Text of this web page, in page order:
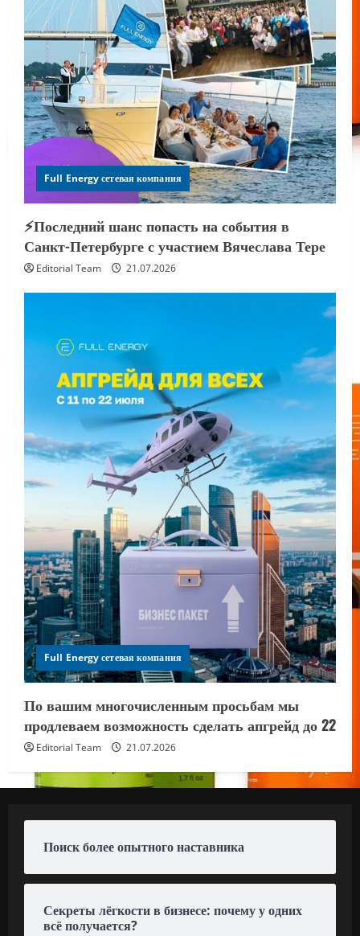
Full Energy сетевая компания
⚡️Последний шанс попасть на события в
Санкт-Петербурге с участием Вячеслава Тере
Editorial Team 21.07.2026
Full Energy сетевая компания
По вашим многочисленным просьбам мы
продлеваем возможность сделать апгрейд до 22
Editorial Team 21.07.2026
Поиск более опытного наставника
Секреты лёгкости в бизнесе: почему у одних
всё получается?